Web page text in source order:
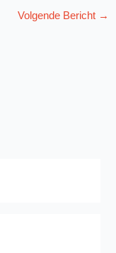
Volgende Bericht →